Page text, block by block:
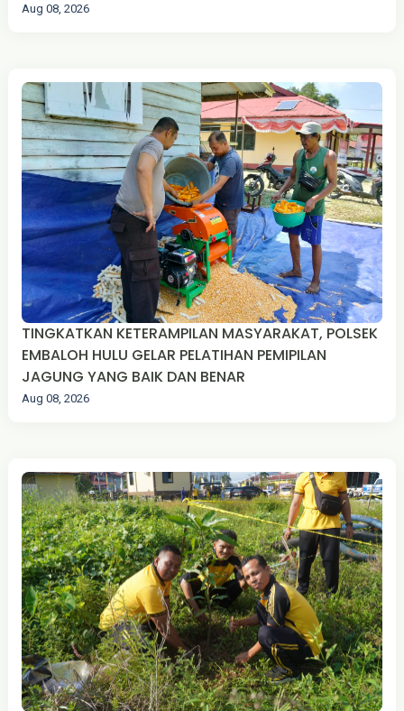
2026
Aug 08, 2026
TINGKATKAN KETERAMPILAN MASYARAKAT, POLSEK
EMBALOH HULU GELAR PELATIHAN PEMIPILAN
JAGUNG YANG BAIK DAN BENAR
Aug 08, 2026